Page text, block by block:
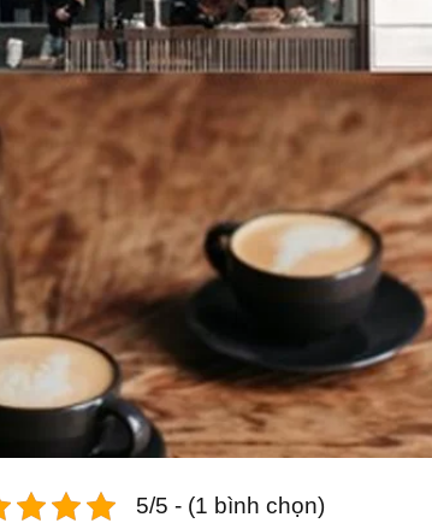
5/5 - (1 bình chọn)